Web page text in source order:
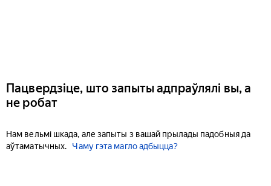
Пацвердзіце, што запыты адпраўлялі вы, а
не робат
Нам вельмі шкада, але запыты з вашай прылады падобныя да
аўтаматычных.
Чаму гэта магло адбыцца?